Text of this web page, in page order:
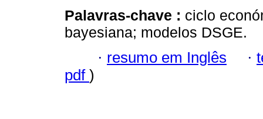
Palavras-chave : ciclo
bayesiana; modelos DSGE.
· resumo em Inglês ·
pdf )